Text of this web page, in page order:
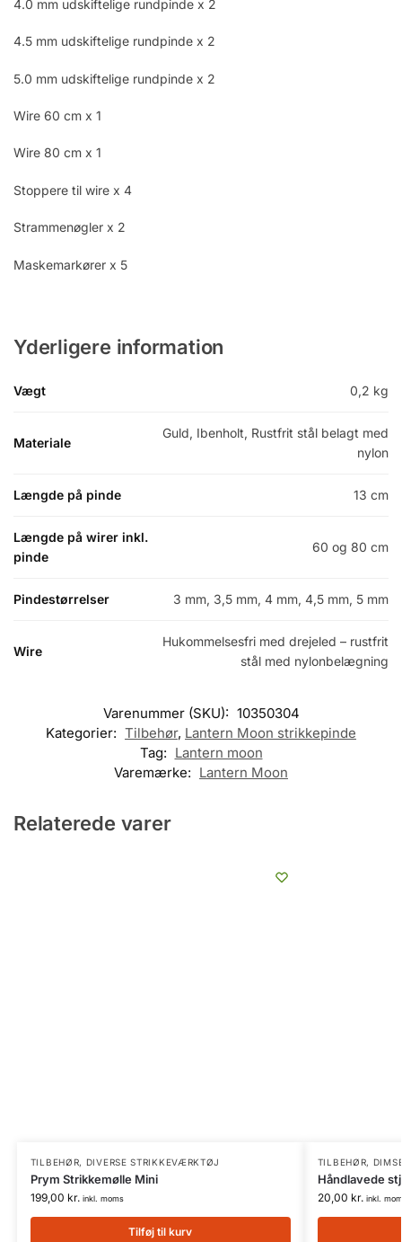
4.0 mm udskiftelige rundpinde x 2
4.5 mm udskiftelige rundpinde x 2
5.0 mm udskiftelige rundpinde x 2
Wire 60 cm x 1
Wire 80 cm x 1
Stoppere til wire x 4
Strammenøgler x 2
Maskemarkører x 5
Yderligere information
Vægt 0,2 kg
Materiale
Guld, Ibenholt, Rustfrit stål belagt med
nylon
Længde på pinde 13 cm
Længde på wirer inkl.
pinde
60 og 80 cm
Pindestørrelser 3 mm, 3,5 mm, 4 mm, 4,5 mm, 5 mm
Wire
Hukommelsesfri med drejeled – rustfrit
stål med nylonbelægning
Varenummer (SKU): 10350304
Kategorier: Tilbehør, Lantern Moon strikkepinde
Tag: Lantern moon
Varemærke: Lantern Moon
Relaterede varer
TILBEHØR, DIVERSE STRIKKEVÆRKTØJ
Prym Strikkemølle Mini
199,00 kr. inkl. moms
Tilføj til kurv
TILBEHØR,
Håndlavede
20,00 kr. inkl.